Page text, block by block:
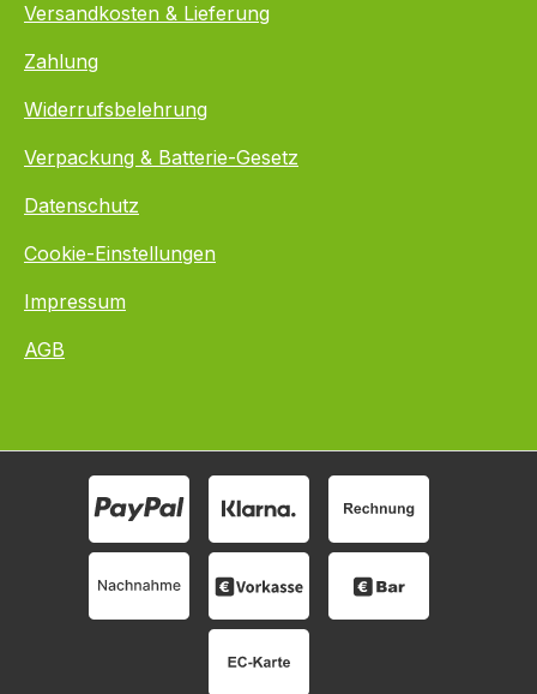
Versandkosten & Lieferung
Zahlung
Widerrufsbelehrung
Verpackung & Batterie-Gesetz
Datenschutz
Cookie-Einstellungen
Impressum
AGB